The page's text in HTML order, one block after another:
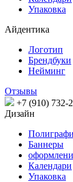
Упаковка
Айдентика
Логотип
Брендбуки
Нейминг
Отзывы
+7 (910) 732-
Дизайн
Баннеры
Календари
Упаковка